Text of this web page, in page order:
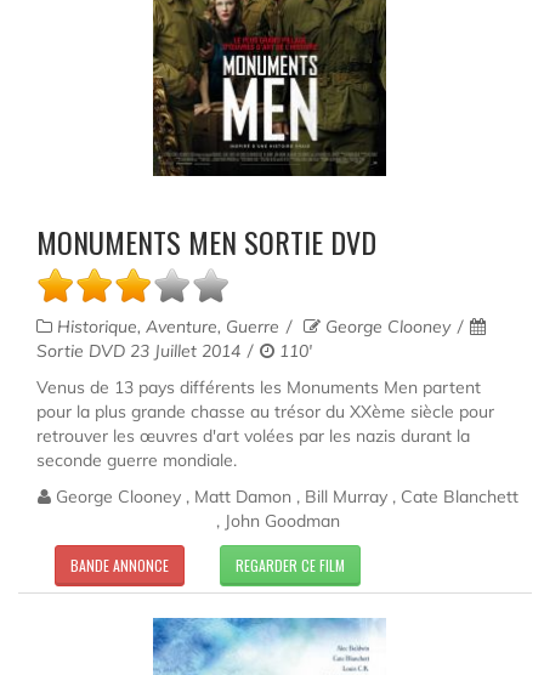
MONUMENTS MEN SORTIE DVD
Historique, Aventure, Guerre
George Clooney
Sortie DVD 23 Juillet 2014
110'
Venus de 13 pays différents les Monuments Men partent
pour la plus grande chasse au trésor du XXème siècle pour
retrouver les œuvres d'art volées par les nazis durant la
seconde guerre mondiale.
George Clooney , Matt Damon , Bill Murray , Cate Blanchett
, John Goodman
BANDE ANNONCE REGARDER CE FILM